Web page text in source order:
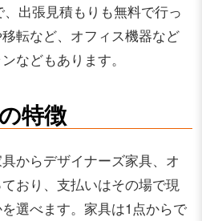
出張見積もりも無料で行っ
転など、オフィス機器など
などもあります。
特徴
からデザイナーズ家具、オ
おり、支払いはその場で現
選べます。家具は1点からで